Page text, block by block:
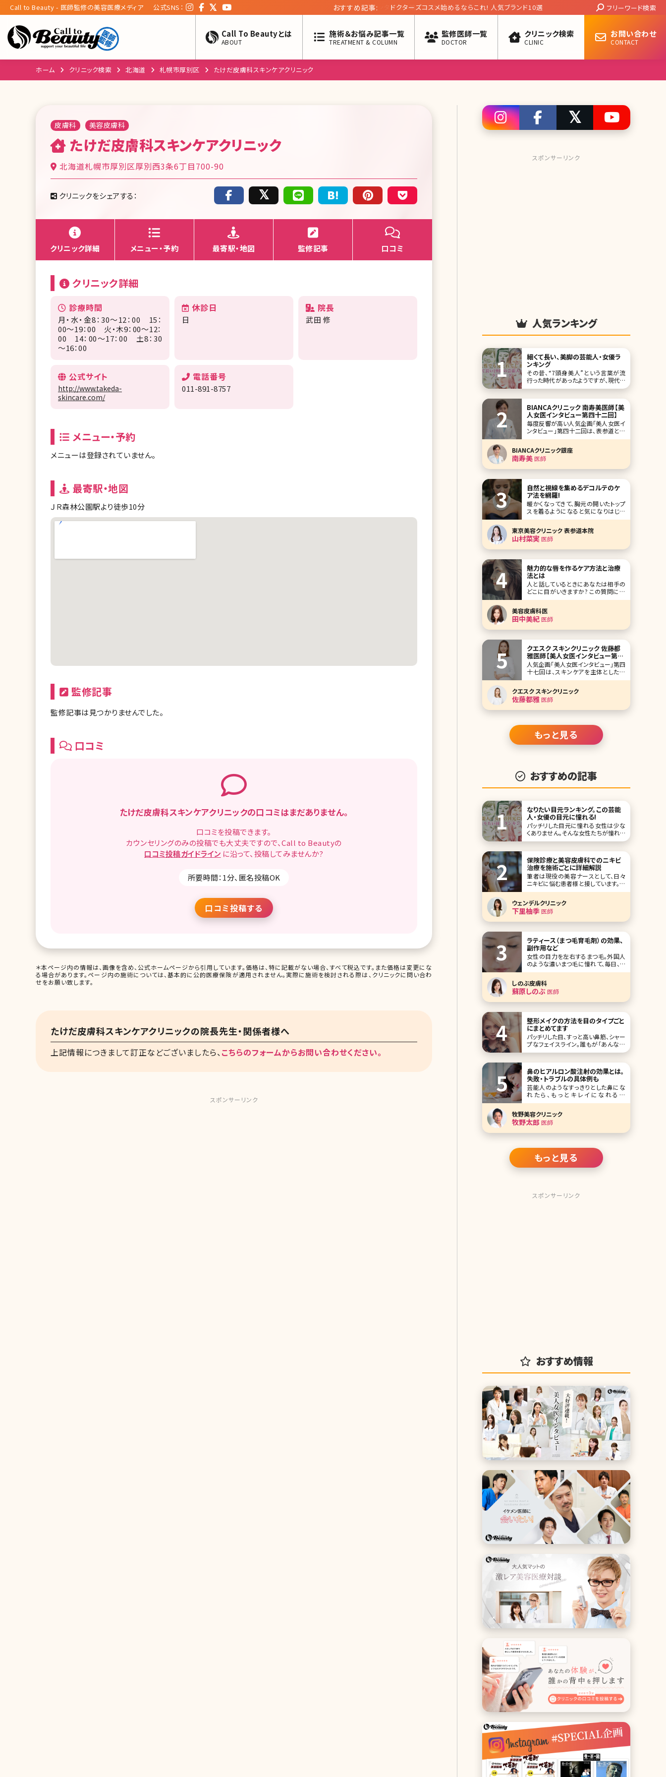
Call to Beauty - 医師監修の美容医療メディア 公式SNS： おすすめ記事: ドクターズコスメ始めるならこれ! 人気ブランド10選 Search:
フリーワード検索
Call To Beautyとは
ABOUT
施術＆お悩み記事一覧
TREATMENT & COLUMN
監修医師一覧
DOCTOR
クリニック検索
CLINIC
お問い合わせ
CONTACT
ホーム クリニック検索 北海道 札幌市厚別区 たけだ皮膚科スキンケアクリニック
皮膚科 美容皮膚科
たけだ皮膚科スキンケアクリニック
北海道札幌市厚別区厚別西3条6丁目700-90
クリニックをシェアする：
クリニック詳細 メニュー・予約 最寄駅・地図 監修記事 口コミ
クリニック詳細
診療時間
月・水・金8：30～12：00 15：
00～19：00 火・木9：00～12：
00 14：00～17：00 土8：30
～16：00
休診日
日
院長
武田 修
公式サイト
http://www.takeda-
skincare.com/
電話番号
011-891-8757
メニュー・予約
メニューは登録されていません。
最寄駅・地図
ＪＲ森林公園駅より徒歩10分
監修記事
監修記事は見つかりませんでした。
口コミ
たけだ皮膚科スキンケアクリニックの口コミはまだありません。
口コミを投稿できます。
カウンセリングのみの投稿でも大丈夫ですので、Call to Beautyの
口コミ投稿ガイドライン に沿って、 投稿してみませんか?
所要時間：1分、匿名投稿OK
口コミ投稿する
＊本ページ内の情報は、画像を含め、公式ホームページから引用しています。価格は、特に記載がない場合、すべて税込です。また価格は変更にな
る場合があります。ページ内の施術については、基本的に公的医療保険が適用されません。実際に施術を検討される際は、クリニックに問い合わ
せをお願い致します。
たけだ皮膚科スキンケアクリニックの院長先生・関係者様へ
上記情報につきまして訂正などございましたら、こちらのフォームからお問い合わせください。
スポンサーリンク
スポンサーリンク
人気ランキング
細くて長い、美脚の芸能人・女優ラ
ンキング
その昔、“7頭身美人”という言葉が流
行った時代があったようですが、現代で
は7頭身どころではなく、8頭身、9頭身
のイメージが一掃されつつあります。そ
の背景には、豊かな食生活が挙げられ
ますが、女性たちの美意識の向上もそ
れに拍車を
BIANCAクリニック 南寿美医師【美
人女医インタビュー第四十二回】
毎度反響が高い人気企画「美人女医イ
ンタビュー」第四十二回は、表参道と銀
座に展開するBIANCAクリニックの南寿
美（みなみ すみ）先生です。 美容外科、
美容皮膚科問わず豊富な施術メニュー
を取り揃えているBIANCAクリニックで
は、ドクター陣が、オールマイティに施
BIANCAクリニック銀座
南寿美医師
自然と視線を集めるデコルテのケ
ア法を網羅!
暖かくなってきて、胸元の開いたトップ
スを着るようになると気になりはじめ
るデコルテの肌。美しい鎖骨となめらか
な白い肌は女性らしさの象徴でもあ
り、意外と男性の目がいくポイントでも
あります。ここで本格的な夏が始まる前
にデコルテのケア方法について考えて
ント
東京美容クリニック 表参道本院
山村菜実医師
魅力的な唇を作るケア方法と治療
法とは
人と話しているときにあなたは相手の
どこに目がいきますか? この質問に対
して、多くの人が目元と口元と答えるそ
うです。そして目元と口元の印象で相手
が若々しく見えるのか、それとも老けて
いるように見えるのかを感じとるようで
す。 それなのにもかかわらず、顔のスキ
美容皮膚科医
田中美紀医師
クエスク スキンクリニック 佐藤都
雅医師【美人女医インタビュー第四
十七回】
人気企画「美人女医インタビュー」第四
十七回は、スキンケアを主体とした美
容皮膚科を東京・汐留のイタリア街に
佐藤都雅（さとうみやか）院長です。 美
肌に良いとされるものは数あれど、佐
藤先生イチオシが、レチノール。こだわ
クター
クエスク スキンクリニック
佐藤都雅医師
もっと見る
おすすめの記事
なりたい目元ランキング。この芸能
人・女優の目元に憧れる!
パッチリした目元に憧れる女性は少な
くありません。そんな女性たちが憧れて
やまない、素敵な目元の芸能人・女優
出ている芸能人・女優さんの目元に憧
れて、まねっこメイクをしている女性も
多いのでは? 1位北川景子 この投稿を
Instagramで見
保険診療と美容皮膚科でのニキビ
治療を施術ごとに詳細解説
筆者は現役の美容ナースとして、日々
ニキビに悩む患者様と接しています。お
肌の悩みは年代や肌質によって多種多
様に存在しており、そのお肌悩みで精
神的に辛くなったり落ち込んだりする
方も少なくありません。 その中でも、
「ニキビ（尋常性ざ瘡）」は思春期の方
ウェンデルクリニック
下里柚季医師
ラティース（まつ毛育毛剤）の効果、
副作用など
女性の目力を左右するまつ毛。外国人
のような濃いまつ毛に憧れて、毎日、て
いねいにマスカラを重ね塗りしたり、エ
クステをつけて目力をアップさせてい
るという方もいるのではないでしょう
か。とはいえ、このようなまつ毛ケアに
力を入れすぎると、かえってまつ毛を傷
なったりすること
しのぶ皮膚科
蘇原しのぶ医師
整形メイクの方法を目のタイプごと
にまとめてます
パッチリした目、すっと高い鼻筋、シャー
プなフェイスライン。誰もが「あんな顔
になりたい」という理想の顔があるの
費用が以前より安くなっている今、理想
の顔に近づけるために手術をする方も
増えていますが、いきなり顔にメスを入
れ
鼻のヒアルロン酸注射の効果とは。
失敗・トラブルの具体例も
芸能人のようなすっきりとした鼻にな
れたら、もっとキレイになれるの
に……。鏡を見てそんな風に思ったこと
目立ちやすいパーツ。変えたい!と思っ
ている人も多いのではないでしょうか。
とはいえ、鼻にプロテーゼを入れる隆
でしょう。そこで今回は鼻
牧野美容クリニック
牧野太郎 医師
もっと見る
スポンサーリンク
おすすめ情報